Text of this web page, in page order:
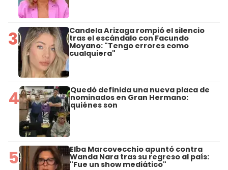
3 Candela Arizaga rompió el silencio
tras el escándalo con Facundo
Moyano: "Tengo errores como
cualquiera"
4 Quedó definida una nueva placa de
nominados en Gran Hermano:
quiénes son
5 Elba Marcovecchio apuntó contra
Wanda Nara tras su regreso al país:
"Fue un show mediático"